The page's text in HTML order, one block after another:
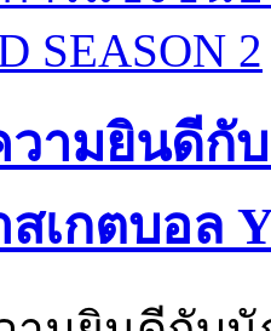
ามยินดีกับ
เกตบอล